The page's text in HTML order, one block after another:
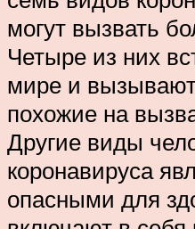
могут вызвать
Четыре из них
мире и
похожие на
Другие виды
коронавируса
опасными для